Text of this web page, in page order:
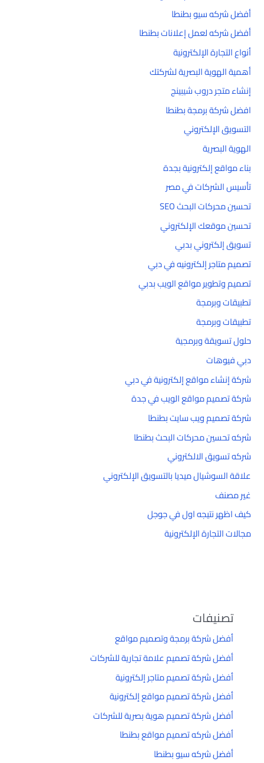
أفضل شركه سيو بطنطا
أفضل شركه لعمل إعلانات بطنطا
أنواع التجارة الإلكترونية
أهمية الهوية البصرية لشركتك
إنشاء متجر دروب شيبينج
افضل شركة برمجة بطنطا
التسويق الإلكتروني
الهوية البصرية
بناء مواقع إلكترونية بجدة
تأسيس الشركات في مصر
تحسين محركات البحث SEO
تحسين موقعك الإلكتروني
تسويق إلكتروني بدبي
تصميم متاجر إلكترونيه في دبي
تصميم وتطوير مواقع الويب بدبي
تطبيقات وبرمجة
تطبيقات وبرمجة
حلول تسويقة وبرمجية
دبي فيوهات
شركة إنشاء مواقع إلكترونية في دبي
شركة تصميم مواقع الويب في جدة
شركة تصميم ويب سايت بطنطا
شركه تحسين محركات البحث بطنطا
شركه تسويق الالكتروني
علاقة السوشيال ميديا بالتسويق الإلكتروني
غير مصنف
كيف اظهر نتيجه اول في جوجل
مجالات التجارة الإلكترونية
تصنيفات
أفضل شركة برمجة وتصميم مواقع
أفضل شركة تصميم علامة تجارية للشركات
أفضل شركة تصميم متاجر إلكترونية
أفضل شركة تصميم مواقع إلكترونية
أفضل شركة تصميم هوية بصرية للشركات
أفضل شركه تصميم مواقع بطنطا
أفضل شركه سيو بطنطا